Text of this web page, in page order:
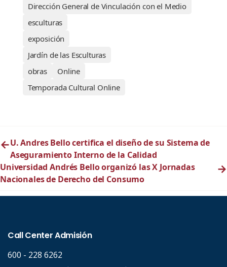
Dirección General de Vinculación con el Medio
esculturas
exposición
Jardín de las Esculturas
obras
Online
Temporada Cultural Online
←U. Andres Bello certifica el diseño de su Sistema de
Aseguramiento Interno de la Calidad
Universidad Andrés Bello organizó las X Jornadas
Nacionales de Derecho del Consumo
→